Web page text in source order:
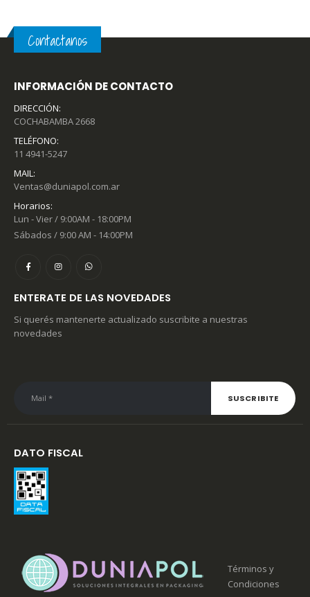
Contactanos
INFORMACIÓN DE CONTACTO
DIRECCIÓN:
COCHABAMBA 2668
TELÉFONO:
11 4941-5247
MAIL:
Ventas@duniapol.com.ar
Horarios:
Lun - Vier / 9:00AM - 18:00PM
Sábados / 9:00 AM - 14:00PM
ENTERATE DE LAS NOVEDADES
Si querés mantenerte actualizado suscribite a nuestras
novedades
DATO FISCAL
Términos y
Condiciones